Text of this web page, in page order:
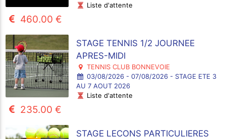
Liste d'attente
460.00 €
STAGE TENNIS 1/2 JOURNEE
APRES-MIDI
TENNIS CLUB BONNEVOIE
03/08/2026 - 07/08/2026 - STAGE ETE 3
AU 7 AOUT 2026
Liste d'attente
235.00 €
STAGE LECONS PARTICULIERES